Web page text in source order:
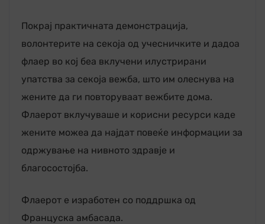
Покрај практичната демонстрација,
волонтерите на секоја од учесничките и дадоа
флаер во кој беа вклучени илустрирани
упатства за секоја вежба, што им олеснува на
жените да ги повторуваат вежбите дома.
Флаерот вклучуваше и корисни ресурси каде
жените можеа да најдат повеќе информации за
одржување на нивното здравје и
благосостојба.
Флаерот е изработен со поддршка од
Француска амбасада.